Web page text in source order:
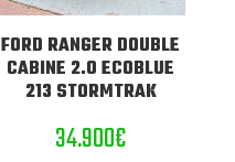
FORD RANGER DOUBLE
CABINE 2.0 ECOBLUE
213 STORMTRAK
34.900€